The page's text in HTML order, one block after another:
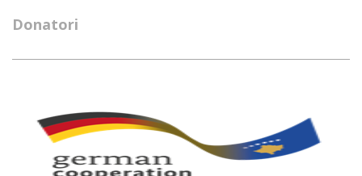
Donatori